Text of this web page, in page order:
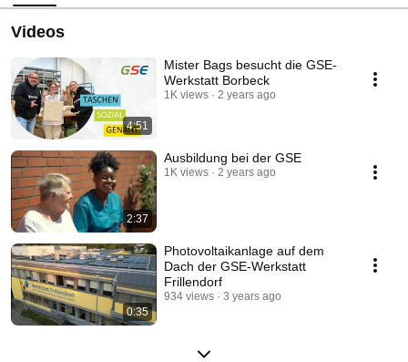
Videos
4:51
Mister Bags besucht die GSE-
Werkstatt Borbeck
1K views 2 years ago
2:37
Ausbildung bei der GSE
1K views 2 years ago
0:35
Photovoltaikanlage auf dem
Dach der GSE-Werkstatt
Frillendorf
934 views 3 years ago